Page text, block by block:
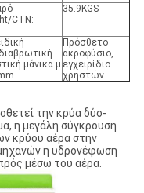
CTN:
35.9KGS
μάνικα μ
Πρόσθετο
ακροφύσιο,
εγχειρίδιο
χρηστών
την κρύα δύο-
η μεγάλη σύγκρουση
κρύου αέρα στην
η υδρονέφωση
μέσω του αέρα.